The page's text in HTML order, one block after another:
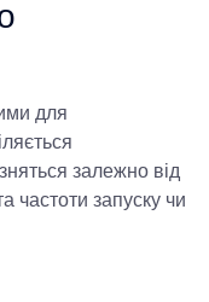
для
залежно від
частоти запуску чи